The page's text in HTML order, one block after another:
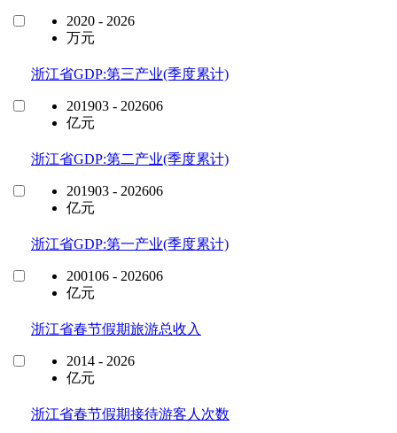
2020 - 2026
万元
浙江省GDP:第三产业(季度累计)
201903 - 202606
亿元
浙江省GDP:第二产业(季度累计)
201903 - 202606
亿元
浙江省GDP:第一产业(季度累计)
200106 - 202606
亿元
浙江省春节假期旅游总收入
2014 - 2026
亿元
浙江省春节假期接待游客人次数